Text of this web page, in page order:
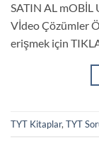
SATIN AL mOBİL
Vİdeo Çözümler
erişmek için
TYT Kitaplar, TYT